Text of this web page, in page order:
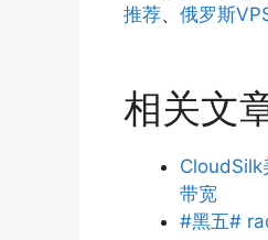
推荐、 俄罗斯
相关文
CloudSilk
带宽
#黑五#